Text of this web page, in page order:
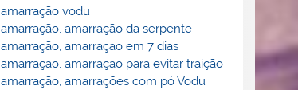
amarração vodu
amarração, amarração da serpente
amarração, amarraçao em 7 dias
amarraçao, amarraçao para evitar traição
amarração, amarrações com pó Vodu